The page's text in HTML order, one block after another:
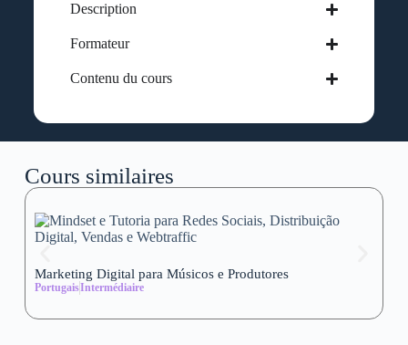
Description
Formateur
Contenu du cours
Cours similaires
Marketing Digital para Músicos e Produtores
PortugaisIntermédiaire